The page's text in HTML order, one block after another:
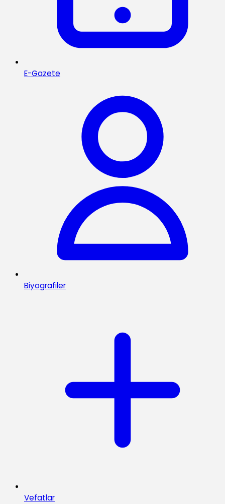
E-Gazete
Biyografiler
Vefatlar